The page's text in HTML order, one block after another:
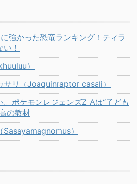
に強かった恐竜ランキング！ティラ
！
）
サリ（Joaquinraptor casali）
。ポケモンレジェンズZ-Aは“子ども
の教材
）